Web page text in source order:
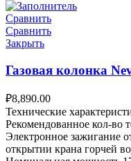
Сравнить
Сравнить
Закрыть
Газовая колонка
₽8,890.00
Технические
Рекомендованное кол-во
Электронное зажигание
открытии крана горчей